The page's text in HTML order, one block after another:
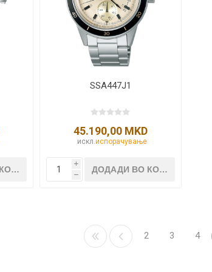
SSA447J1
45.190,00 MKD
искл.испорачување
i
h
2 3 4